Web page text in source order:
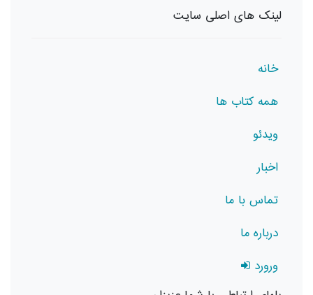
لینک های اصلی سایت
خانه
همه کتاب ها
ویدئو
اخبار
تماس با ما
درباره ما
ورورد